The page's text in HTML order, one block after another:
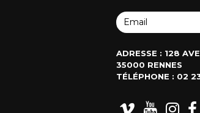
ADRESSE : 128
35000 RENNES
TÉLÉPHONE : 02